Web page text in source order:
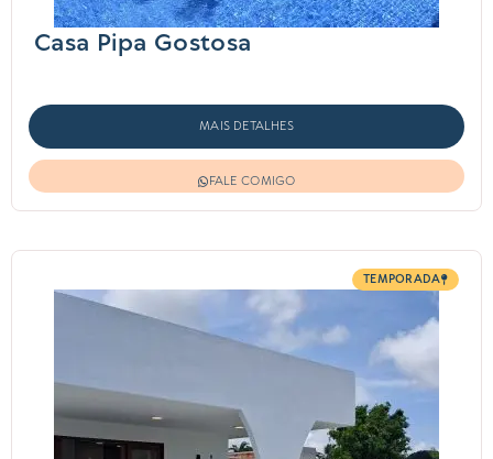
Casa Pipa Gostosa
MAIS DETALHES
FALE COMIGO
TEMPORADA